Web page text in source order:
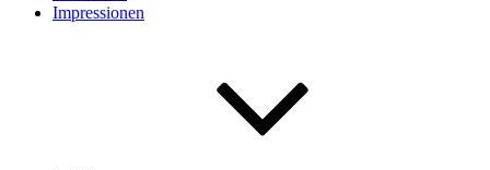
Impressionen